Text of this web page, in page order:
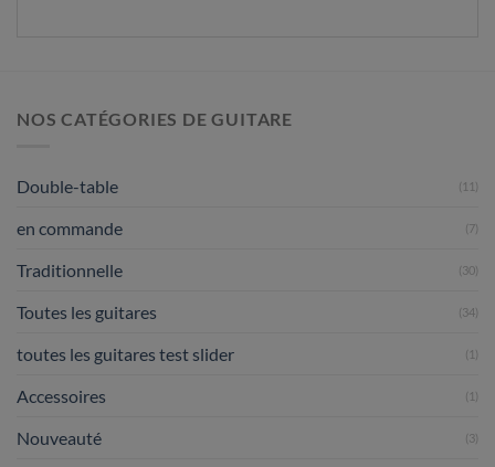
NOS CATÉGORIES DE GUITARE
Double-table (11)
en commande (7)
Traditionnelle (30)
Toutes les guitares (34)
toutes les guitares test slider (1)
Accessoires (1)
Nouveauté (3)